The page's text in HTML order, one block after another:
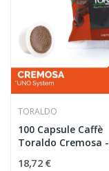
TORALDO
100 Capsule Caffè
Toraldo Cremosa -
18,72 €